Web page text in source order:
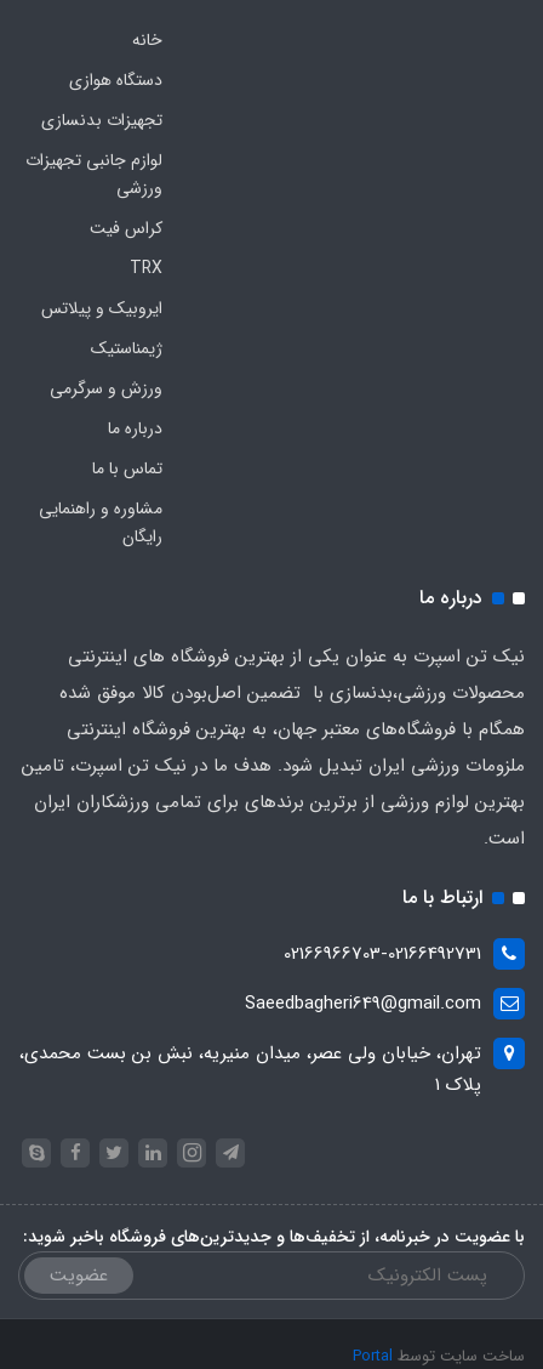
خانه
دستگاه هوازی
تجهیزات بدنسازی
لوازم جانبی تجهیزات
ورزشی
کراس فیت
TRX
ایروبیک و پیلاتس
ژیمناستیک
ورزش و سرگرمی
درباره ما
تماس با ما
مشاوره و راهنمایی
رایگان
درباره ما
نیک تن اسپرت به عنوان یکی از بهترین فروشگاه های اینترنتی
محصولات ورزشی،بدنسازی با تضمین اصل‌بودن کالا موفق شده
همگام با فروشگاه‌های معتبر جهان، به بهترین فروشگاه اینترنتی
ملزومات ورزشی ایران تبدیل شود. هدف ما در نیک تن اسپرت، تامین
بهترین لوازم ورزشی از برترین برندهای برای تمامی ورزشکاران ایران
است.
ارتباط با ما
02166966703-02166492731
Saeedbagheri649@gmail.com
تهران، خیابان ولی عصر، میدان منیریه، نبش بن بست محمدی،
پلاک ۱
با عضویت در خبرنامه، از تخفیف‌ها و جدیدترین‌های فروشگاه باخبر شوید:
عضویت
ساخت سایت توسط Portal